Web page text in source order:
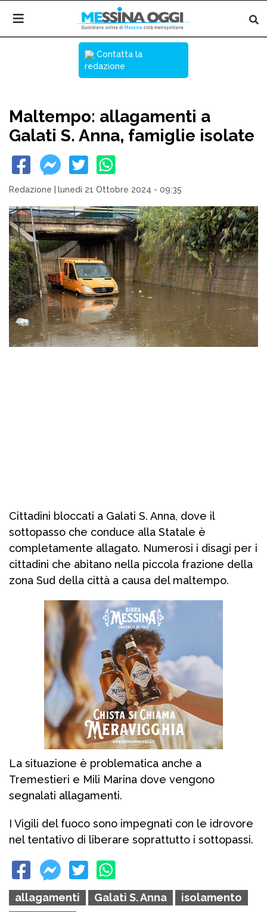
Contatta la
redazione
Maltempo: allagamenti a
Galati S. Anna, famiglie isolate
Redazione lunedì 21 Ottobre 2024 - 09:35
Cittadini bloccati a Galati S. Anna, dove il
sottopasso che conduce alla Statale è
completamente allagato. Numerosi i disagi per i
cittadini che abitano nella piccola frazione della
zona Sud della città a causa del maltempo.
La situazione è problematica anche a
Tremestieri e Mili Marina dove vengono
segnalati allagamenti.
I Vigili del fuoco sono impegnati con le idrovore
nel tentativo di liberare soprattutto i sottopassi.
allagamenti Galati S. Anna
isolamento